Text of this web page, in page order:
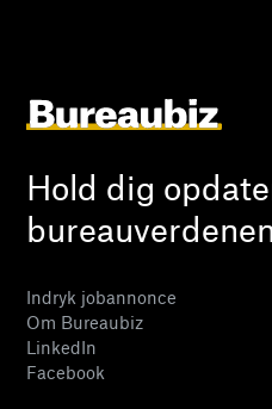
Hold dig
bureauverdenen
Indryk jobannonce
Om Bureaubiz
LinkedIn
Facebook